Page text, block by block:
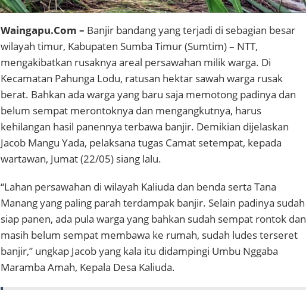
Waingapu.Com – Banjir bandang yang terjadi di sebagian besar
wilayah timur, Kabupaten Sumba Timur (Sumtim) – NTT,
mengakibatkan rusaknya areal persawahan milik warga. Di
Kecamatan Pahunga Lodu, ratusan hektar sawah warga rusak
berat. Bahkan ada warga yang baru saja memotong padinya dan
belum sempat merontoknya dan mengangkutnya, harus
kehilangan hasil panennya terbawa banjir. Demikian dijelaskan
Jacob Mangu Yada, pelaksana tugas Camat setempat, kepada
wartawan, Jumat (22/05) siang lalu.
“Lahan persawahan di wilayah Kaliuda dan benda serta Tana
Manang yang paling parah terdampak banjir. Selain padinya sudah
siap panen, ada pula warga yang bahkan sudah sempat rontok dan
masih belum sempat membawa ke rumah, sudah ludes terseret
banjir,” ungkap Jacob yang kala itu didampingi Umbu Nggaba
Maramba Amah, Kepala Desa Kaliuda.